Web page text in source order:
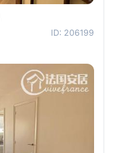
ID: 206199